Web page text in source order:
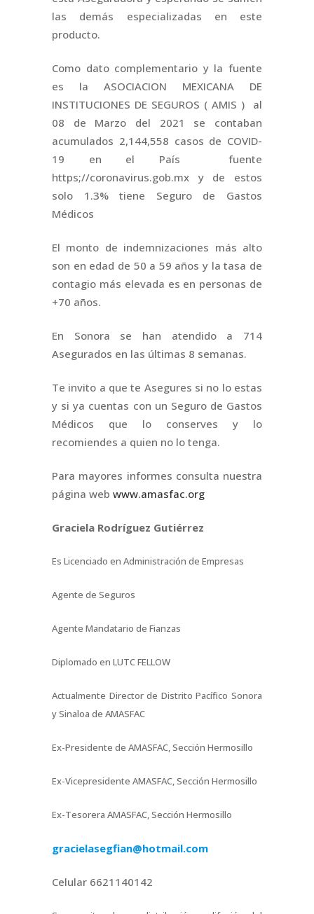
las demás especializadas en este
producto.
Como dato complementario y la fuente
es la ASOCIACION MEXICANA DE
INSTITUCIONES DE SEGUROS ( AMIS ) al
08 de Marzo del 2021 se contaban
acumulados 2,144,558 casos de COVID-
19 en el País fuente
https;//coronavirus.gob.mx y de estos
solo 1.3% tiene Seguro de Gastos
Médicos
El monto de indemnizaciones más alto
son en edad de 50 a 59 años y la tasa de
contagio más elevada es en personas de
+70 años.
En Sonora se han atendido a 714
Asegurados en las últimas 8 semanas.
Te invito a que te Asegures si no lo estas
y si ya cuentas con un Seguro de Gastos
Médicos que lo conserves y lo
recomiendes a quien no lo tenga.
Para mayores informes consulta nuestra
página web www.amasfac.org
Graciela Rodríguez Gutiérrez
Es Licenciado en Administración de Empresas
Agente de Seguros
Agente Mandatario de Fianzas
Diplomado en LUTC FELLOW
Actualmente Director de Distrito Pacífico Sonora
y Sinaloa de AMASFAC
Ex-Presidente de AMASFAC, Sección Hermosillo
Ex-Vicepresidente AMASFAC, Sección Hermosillo
Ex-Tesorera AMASFAC, Sección Hermosillo
gracielasegfian@hotmail.com
Celular 6621140142